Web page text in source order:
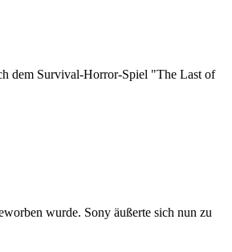
dem Survival-Horror-Spiel "The Last of
wurde. Sony äußerte sich nun zu